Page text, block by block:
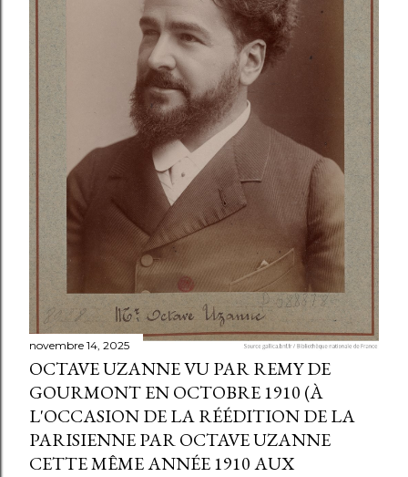
novembre 14, 2025
OCTAVE UZANNE VU PAR REMY DE
GOURMONT EN OCTOBRE 1910 (À
L'OCCASION DE LA RÉÉDITION DE LA
PARISIENNE PAR OCTAVE UZANNE
CETTE MÊME ANNÉE 1910 AUX